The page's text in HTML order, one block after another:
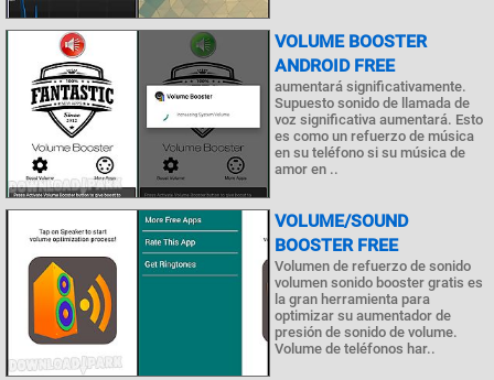
VOLUME BOOSTER
ANDROID FREE
aumentará significativamente.
Supuesto sonido de llamada de
voz significativa aumentará. Esto
es como un refuerzo de música
en su teléfono si su música de
amor en ..
VOLUME/SOUND
BOOSTER FREE
Volumen de refuerzo de sonido
volumen sonido booster gratis es
la gran herramienta para
optimizar su aumentador de
presión de sonido de volume.
Volume de teléfonos har..